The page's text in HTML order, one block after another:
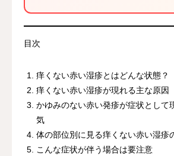
目次
痒くない赤い湿疹とはどんな状態？
痒くない赤い湿疹が現れる主な原因
かゆみのない赤い発疹が症状として
気
体の部位別に見る痒くない赤い湿疹
こんな症状が伴う場合は要注意